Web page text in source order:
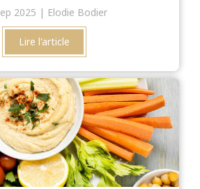
2025 Elodie Bodier
Lire l'article